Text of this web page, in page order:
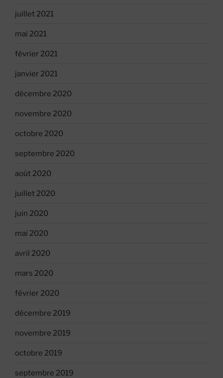
juillet 2021
mai 2021
février 2021
janvier 2021
décembre 2020
novembre 2020
octobre 2020
septembre 2020
août 2020
juillet 2020
juin 2020
mai 2020
avril 2020
mars 2020
février 2020
décembre 2019
novembre 2019
octobre 2019
septembre 2019